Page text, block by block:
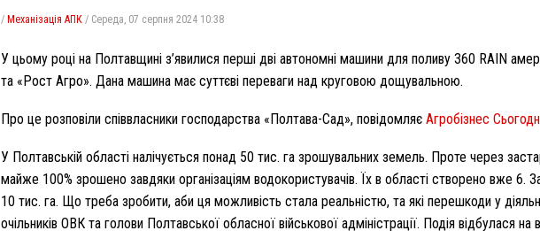
/ Механізація АПК / Середа, 07 серпня 2024 10:38
У цьому році на Полтавщині з’явилися перші дві автономні машини для поливу 360 RAIN
та «Рост Агро». Дана машина має суттєві переваги над круговою дощувальною.
Про це розповіли співвласники господарства «Полтава-Сад», повідомляє Агробізнес
У Полтавській області налічується понад 50 тис. га зрошувальних земель. Проте через
майже 100% зрошено завдяки організаціям водокористувачів. Їх в області створено вже 6.
10 тис. га. Що треба зробити, аби ця можливість стала реальністю, та які перешкоди у
очільників ОВК та голови Полтавської обласної військової адміністрації. Подія відбулася